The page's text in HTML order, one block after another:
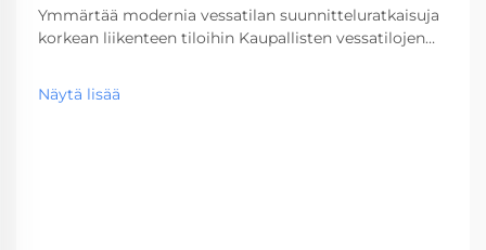
Ymmärtää modernia vessatilan suunnitteluratkaisuja
korkean liikenteen tiloihin Kaupallisten vessatilojen
varrella, ja vessakoppijärjestelmät ovat nousseet
tärkeäksi komponentiksi korkean liikenteen tiloissa.
Näytä lisää